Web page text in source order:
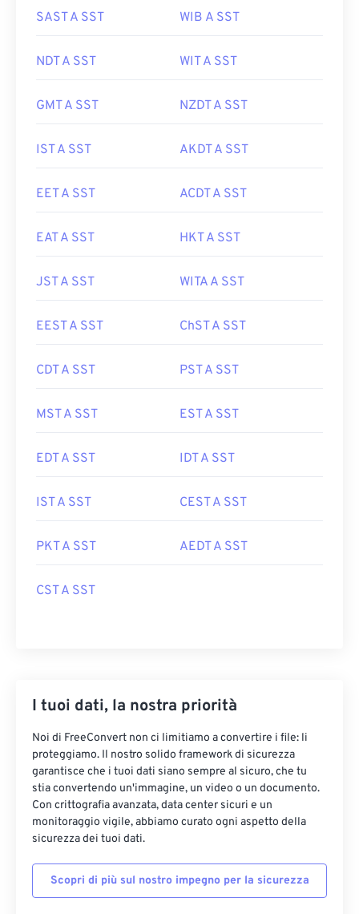
SAST A SST WIB A SST
NDT A SST WIT A SST
GMT A SST NZDT A SST
IST A SST AKDT A SST
EET A SST ACDT A SST
EAT A SST HKT A SST
JST A SST WITA A SST
EEST A SST ChST A SST
CDT A SST PST A SST
MST A SST EST A SST
EDT A SST IDT A SST
IST A SST CEST A SST
PKT A SST AEDT A SST
CST A SST
I tuoi dati, la nostra priorità
Noi di FreeConvert non ci limitiamo a convertire i file: li
proteggiamo. Il nostro solido framework di sicurezza
garantisce che i tuoi dati siano sempre al sicuro, che tu
stia convertendo un'immagine, un video o un documento.
Con crittografia avanzata, data center sicuri e un
monitoraggio vigile, abbiamo curato ogni aspetto della
sicurezza dei tuoi dati.
Scopri di più sul nostro impegno per la sicurezza